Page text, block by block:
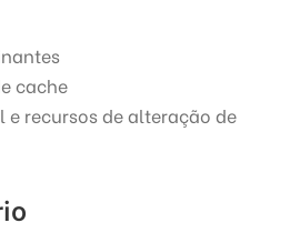
cache
e recursos de alteração de